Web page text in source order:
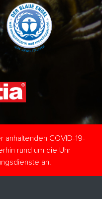
anhaltenden COVID-19-
rund um die Uhr
an.